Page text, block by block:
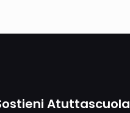
Atuttascuola